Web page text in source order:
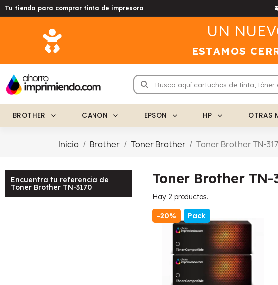
Tu tienda para comprar tinta de impresora
UN
ESTAMOS
BROTHER CANON EPSON HP OTRAS
Inicio Brother Toner Brother Toner Brother TN-
Encuentra tu referencia de
Toner Brother TN-3170
Toner Brother TN-
Hay 2 productos.
-20% Pack